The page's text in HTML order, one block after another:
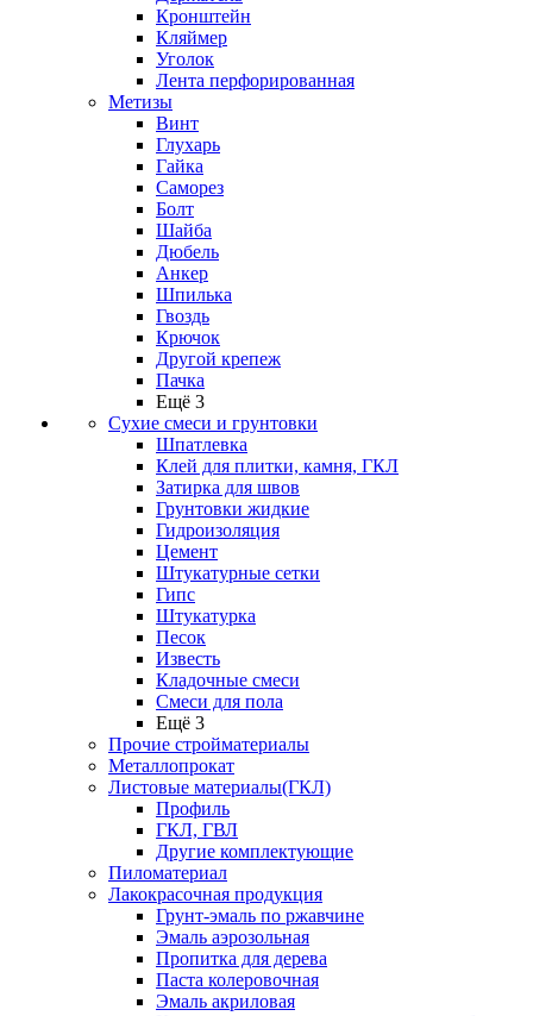
Кронштейн
Кляймер
Уголок
Лента перфорированная
Метизы
Винт
Глухарь
Гайка
Саморез
Болт
Шайба
Дюбель
Анкер
Шпилька
Гвоздь
Крючок
Другой крепеж
Пачка
Ещё 3
Сухие смеси и грунтовки
Шпатлевка
Клей для плитки, камня, ГКЛ
Затирка для швов
Грунтовки жидкие
Гидроизоляция
Цемент
Штукатурные сетки
Гипс
Штукатурка
Песок
Известь
Кладочные смеси
Смеси для пола
Ещё 3
Прочие стройматериалы
Металлопрокат
Листовые материалы(ГКЛ)
Профиль
ГКЛ, ГВЛ
Другие комплектующие
Пиломатериал
Лакокрасочная продукция
Грунт-эмаль по ржавчине
Эмаль аэрозольная
Пропитка для дерева
Паста колеровочная
Эмаль акриловая